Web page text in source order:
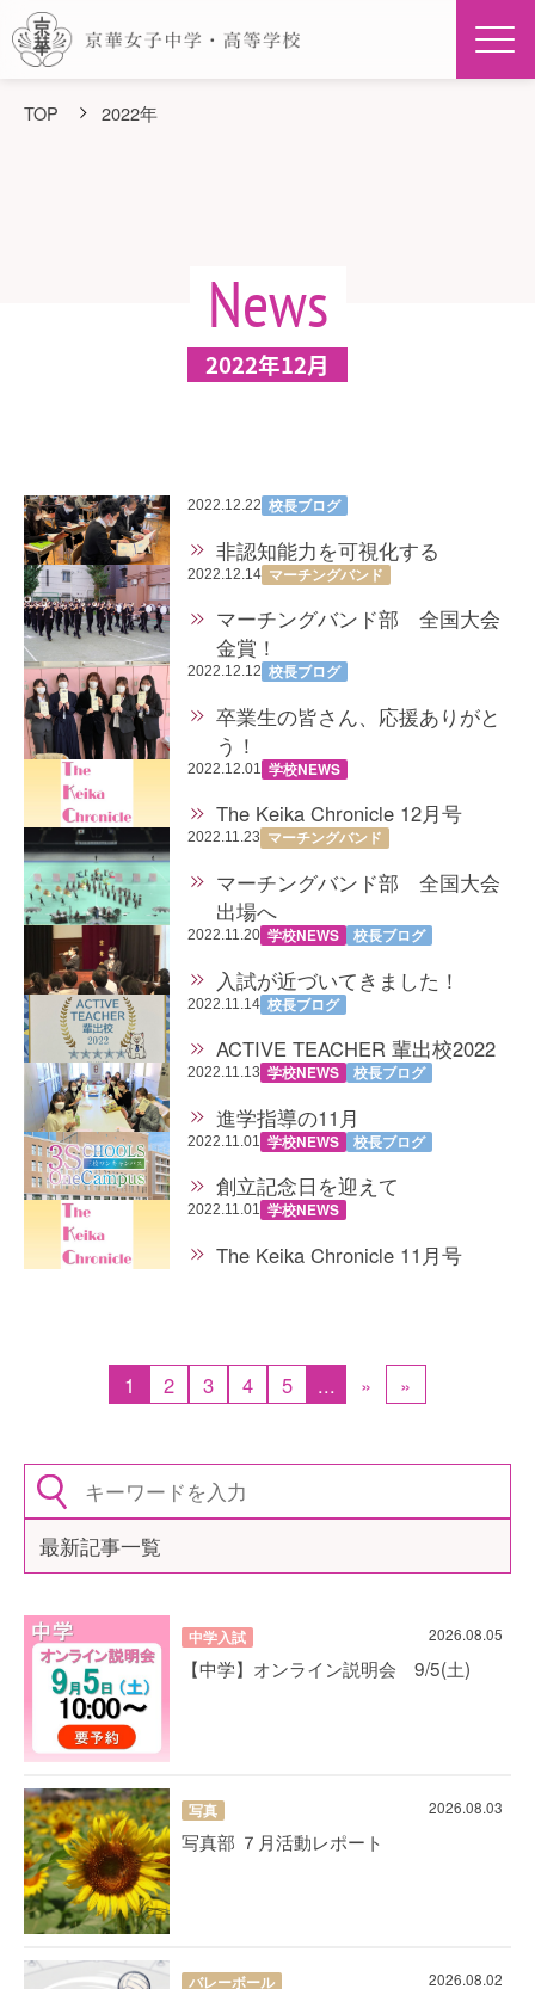
TOP 2022年
News
2022年12月
2022.12.22 校長ブログ
非認知能力を可視化する
2022.12.14 マーチングバンド
マーチングバンド部 全国大会
金賞！
2022.12.12 校長ブログ
卒業生の皆さん、応援ありがと
う！
2022.12.01 学校NEWS
The Keika Chronicle 12月号
2022.11.23 マーチングバンド
マーチングバンド部 全国大会
出場へ
2022.11.20 学校NEWS 校長ブログ
入試が近づいてきました！
2022.11.14 校長ブログ
ACTIVE TEACHER 輩出校2022
2022.11.13 学校NEWS 校長ブログ
進学指導の11月
2022.11.01 学校NEWS 校長ブログ
創立記念日を迎えて
2022.11.01 学校NEWS
The Keika Chronicle 11月号
1 2 3 4 5 ... » »
最新記事一覧
中学入試 2026.08.05
【中学】オンライン説明会 9/5(土)
写真 2026.08.03
写真部 ７月活動レポート
バレーボール 2026.08.02